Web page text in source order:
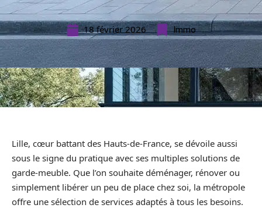
18 février 2026 Immo
Lille, cœur battant des Hauts-de-France, se dévoile aussi
sous le signe du pratique avec ses multiples solutions de
garde-meuble. Que l’on souhaite déménager, rénover ou
simplement libérer un peu de place chez soi, la métropole
offre une sélection de services adaptés à tous les besoins.